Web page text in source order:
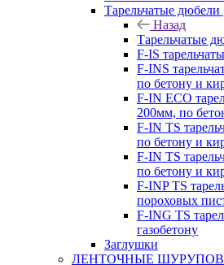
Тарельчатые дюбели
Назад
Тарельчатые
F-IS
F-INS
по бетону и
F-IN ECO
200мм, по
F-IN TS
по бетону и
F-IN TS
по бетону и
F-INP TS
пороховых
F-ING TS
газобетону
Заглушки
ЛЕНТОЧНЫЕ